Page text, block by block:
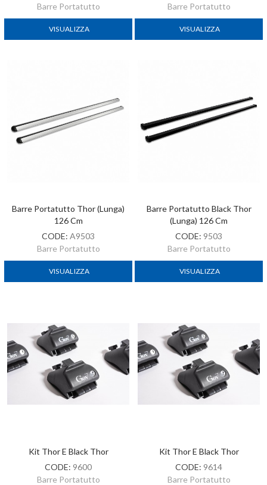
Barre Portatutto
VISUALIZZA
Barre Portatutto
VISUALIZZA
Barre Portatutto Thor (lunga)
126 Cm
CODE: A9503
Barre Portatutto
VISUALIZZA
Barre Portatutto Black Thor
(lunga) 126 Cm
CODE: 9503
Barre Portatutto
VISUALIZZA
Kit Thor E Black Thor
CODE: 9600
Barre Portatutto
Kit Thor E Black Thor
CODE: 9614
Barre Portatutto